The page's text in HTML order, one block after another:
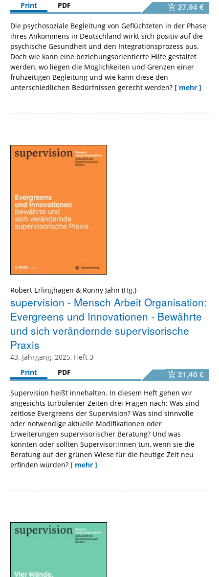
Print
PDF 27,94 €
Die psychosoziale Begleitung von Geflüchteten in der Phase
ihres Ankommens in Deutschland wirkt sich positiv auf die
psychische Gesundheit und den Integrationsprozess aus.
Doch wie kann eine beziehungsorientierte Hilfe gestaltet
werden, wo liegen die Möglichkeiten und Grenzen einer
frühzeitigen Begleitung und wie kann diese den
unterschiedlichen Bedürfnissen gerecht werden? [ mehr ]
Robert Erlinghagen & Ronny Jahn
supervision - Mensch Arbeit Organisation:
Evergreens und Innovationen - Bewährte
und sich verändernde supervisorische
Praxis
43. Jahrgang, 2025, Heft 3
Print
PDF 21,40 €
Supervision heißt innehalten. In diesem Heft gehen wir
angesichts turbulenter Zeiten drei Fragen nach: Was sind
zeitlose Evergreens der Supervision? Was sind sinnvolle
oder notwendige aktuelle Modifikationen oder
Erweiterungen supervisorischer Beratung? Und was
könnten oder sollten Supervisor:innen tun, wenn sie die
Beratung auf der grünen Wiese für die heutige Zeit neu
erfinden würden? [ mehr ]